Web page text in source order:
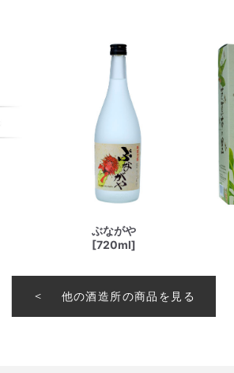
ぶながや
[720ml]
他の酒造所の商品を見る